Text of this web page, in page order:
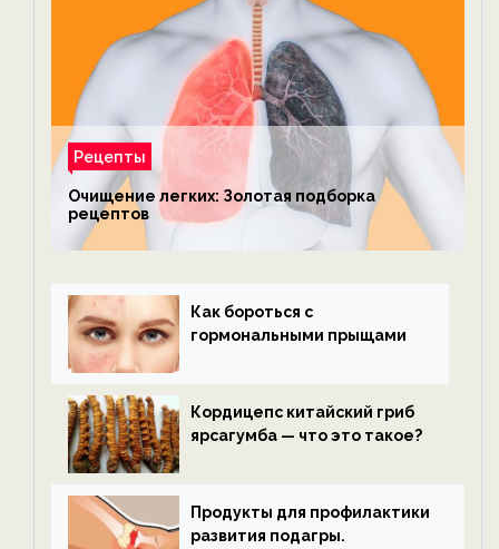
Рецепты
Очищение легких: Золотая подборка
рецептов
Как бороться с
гормональными прыщами
Кордицепс китайский гриб
ярсагумба — что это такое?
Продукты для профилактики
развития подагры.